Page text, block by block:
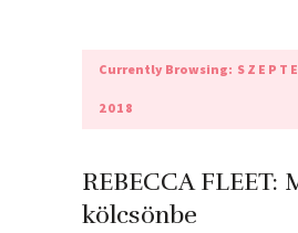
Currently Browsing:
2018
REBECCA FLEET:
kölcsönbe